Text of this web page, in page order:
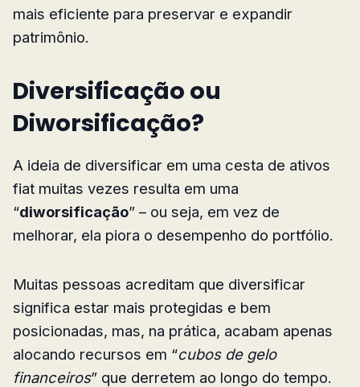
mais eficiente para preservar e expandir
patrimônio.
Diversificação ou
Diworsificação?
A ideia de diversificar em uma cesta de ativos
fiat muitas vezes resulta em uma
“diworsificação” – ou seja, em vez de
melhorar, ela piora o desempenho do portfólio.
Muitas pessoas acreditam que diversificar
significa estar mais protegidas e bem
posicionadas, mas, na prática, acabam apenas
alocando recursos em “cubos de gelo
financeiros” que derretem ao longo do tempo.